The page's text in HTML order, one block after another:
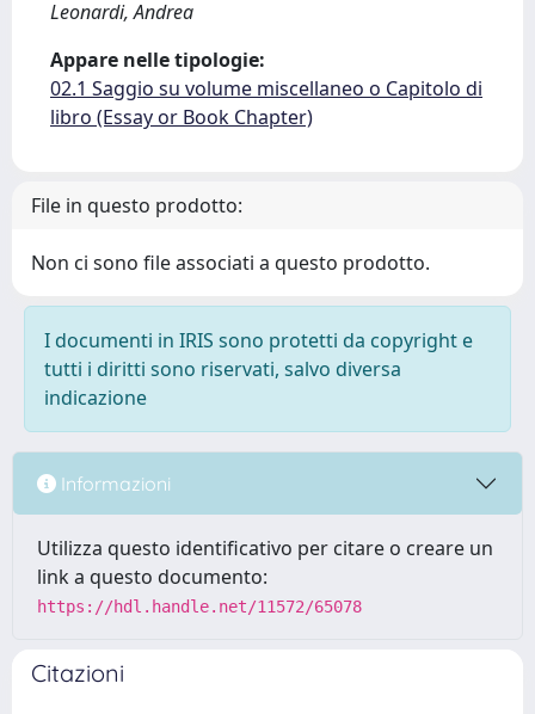
Leonardi, Andrea
Appare nelle tipologie:
02.1 Saggio su volume miscellaneo o Capitolo di
libro (Essay or Book Chapter)
File in questo prodotto:
Non ci sono file associati a questo prodotto.
I documenti in IRIS sono protetti da copyright e
tutti i diritti sono riservati, salvo diversa
indicazione
Informazioni
Utilizza questo identificativo per citare o creare un
link a questo documento:
https://hdl.handle.net/11572/65078
Citazioni